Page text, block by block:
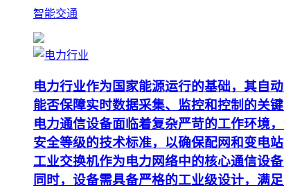
智能交通
电力行业作为国家能源运行的基础，其自
能否保障实时数据采集、监控和控制的关键
电力通信设备面临着复杂严苛的工作环境
安全等级的技术标准，以确保配网和变电
工业交换机作为电力网络中的核心通信设
同时，设备需具备严格的工业级设计，满